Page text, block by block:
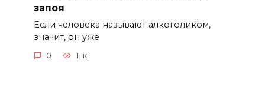
запоя
Если человека называют алкоголиком,
значит, он уже
0 1.1к.